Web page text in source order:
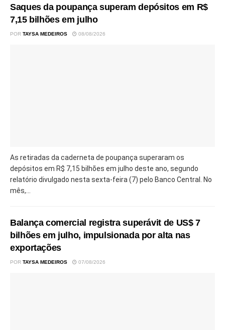
Saques da poupança superam depósitos em R$
7,15 bilhões em julho
POR TAYSA MEDEIROS 08/08/2026
As retiradas da caderneta de poupança superaram os
depósitos em R$ 7,15 bilhões em julho deste ano, segundo
relatório divulgado nesta sexta-feira (7) pelo Banco Central. No
mês,...
Balança comercial registra superávit de US$ 7
bilhões em julho, impulsionada por alta nas
exportações
POR TAYSA MEDEIROS 07/08/2026